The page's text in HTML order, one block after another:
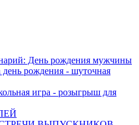
День рождения мужчины
рождения - шуточная
игра - розыгрыш для